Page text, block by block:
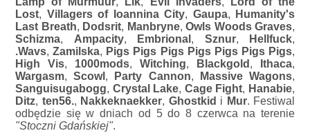
Lost, Villagers of Ioannina City, Gaupa,
Humanity's
Last Breath, Dodsrit, Manbryne,Owls Woods Graves,
Schizma, Ampacity, Embrional , Sznur, Hellfuck,
.Wavs,Zamilska, Pigs Pigs Pigs Pigs Pigs Pigs Pigs,
High Vis, 1000mods,Witching, Blackgold , Ithaca,
Wargasm,Scowl , Party Cannon, Massive Wagons,
Sanguisugabogg, Crystal Lake, Cage Fight, Hanabie,
Ditz, ten56., Nakkeknaekker, Ghostkid i Mur. Festiwal
odbędzie się w dniach od 5 do 8 czerwca na terenie
"Stoczni Gdańskiej".